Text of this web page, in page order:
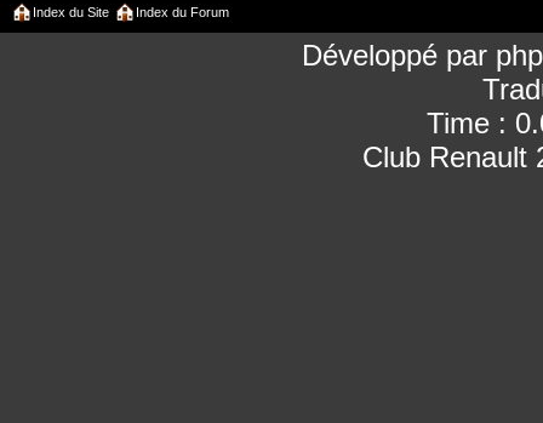
Index du Site Index du Forum
Développé par
Time :
Club Renault